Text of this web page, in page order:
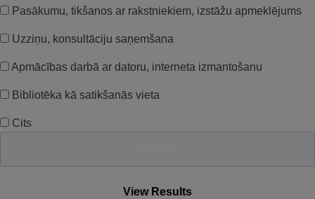
Pasākumu, tikšanos ar rakstniekiem, izstāžu apmeklējums
Uzziņu, konsultāciju saņemšana
Apmācības darbā ar datoru, interneta izmantošanu
Bibliotēka kā satikšanās vieta
Cits
View Results